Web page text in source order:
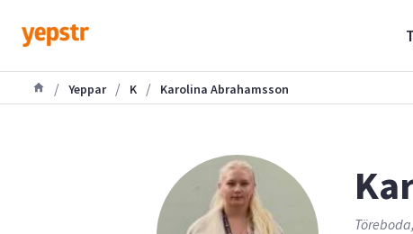
/ Yeppar / K / Karolina Abrahamsson